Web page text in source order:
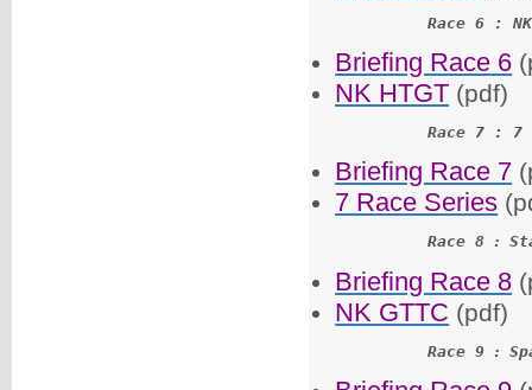
Race 6 :
Briefing Race 6
NK HTGT (pdf)
Race 7 : 7
Briefing Race 7
7 Race Series
Race 8 :
Briefing Race 8
NK GTTC (pdf)
Race 9 :